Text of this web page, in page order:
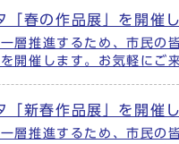
春の作品展」を開催し
層推進するため、市民の
開催します。お気軽にご
新春作品展」を開催し
層推進するため、市民の